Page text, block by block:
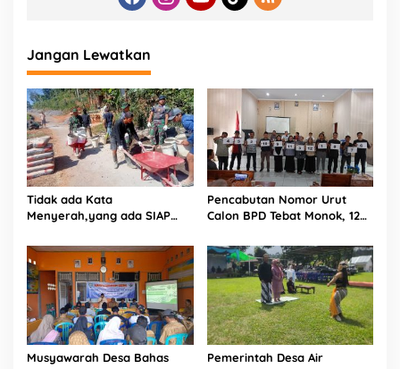
Jangan Lewatkan
Tidak ada Kata
Menyerah,yang ada SIAP
Pencabutan Nomor Urut
Calon BPD Tebat Monok, 12
Musyawarah Desa Bahas
Pemerintah Desa Air